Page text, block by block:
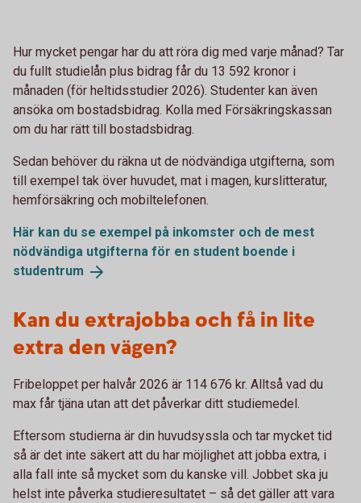
Hur mycket pengar har du att röra dig med varje månad? Tar
du fullt studielån plus bidrag får du 13 592 kronor i
månaden (för heltidsstudier 2026). Studenter kan även
ansöka om bostadsbidrag. Kolla med Försäkringskassan
om du har rätt till bostadsbidrag.
Sedan behöver du räkna ut de nödvändiga utgifterna, som
till exempel tak över huvudet, mat i magen, kurslitteratur,
hemförsäkring och mobiltelefonen.
Här kan du se exempel på inkomster och de mest
nödvändiga utgifterna för en student boende i
studentrum
Kan du extrajobba och få in lite
extra den vägen?
Fribeloppet per halvår 2026 är 114 676 kr. Alltså vad du
max får tjäna utan att det påverkar ditt studiemedel.
Eftersom studierna är din huvudsyssla och tar mycket tid
så är det inte säkert att du har möjlighet att jobba extra, i
alla fall inte så mycket som du kanske vill. Jobbet ska ju
helst inte påverka studieresultatet – så det gäller att vara